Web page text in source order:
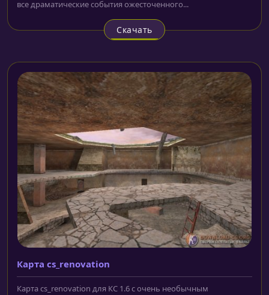
все драматические события ожесточенного...
Скачать
Карта cs_renovation
Карта cs_renovation для КС 1.6 с очень необычным